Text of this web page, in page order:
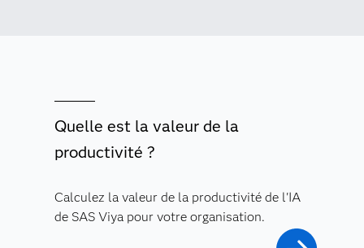
Quelle est la valeur de la
productivité ?
Calculez la valeur de la productivité de l'IA
de SAS Viya pour votre organisation.